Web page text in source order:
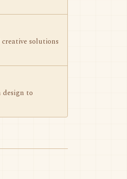
solutions
to